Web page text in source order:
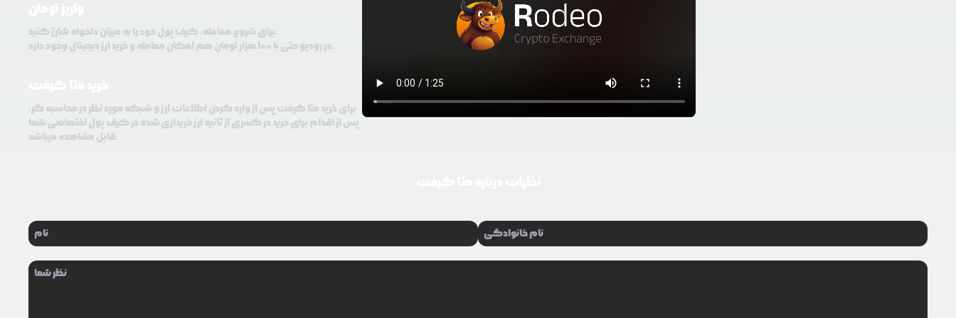
برای شروع معامله، کیف پول خود را به میزان دلخواه شارژ کنید.
در رودیو حتی با 100 هزار تومان هم امکان معامله و خرید ارز دیجیتال وجود دارد.
برای خرید متا کرفت پس از وارد کردن اطلاعات ارز و شبکه مورد نظر در محاسبه گر،
پس از اقدام برای خرید در کسری از ثانیه ارز خریداری شده در کیف پول اختصاصی شما
قابل مشاهده میباشد.